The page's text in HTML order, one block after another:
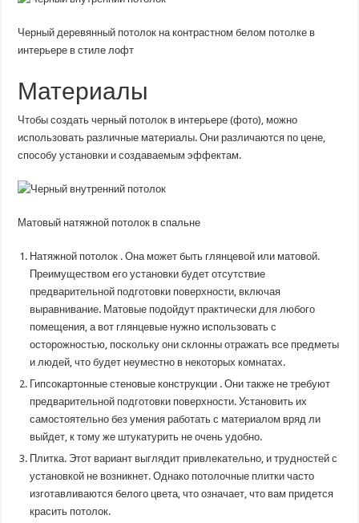
Черный деревянный потолок на контрастном белом потолке в
интерьере в стиле лофт
Материалы
Чтобы создать черный потолок в интерьере (фото), можно
использовать различные материалы. Они различаются по цене,
способу установки и создаваемым эффектам.
Матовый натяжной потолок в спальне
Натяжной потолок . Она может быть глянцевой или матовой.
Преимуществом его установки будет отсутствие
предварительной подготовки поверхности, включая
выравнивание. Матовые подойдут практически для любого
помещения, а вот глянцевые нужно использовать с
осторожностью, поскольку они склонны отражать все предметы
и людей, что будет неуместно в некоторых комнатах.
Гипсокартонные стеновые конструкции . Они также не требуют
предварительной подготовки поверхности. Установить их
самостоятельно без умения работать с материалом вряд ли
выйдет, к тому же штукатурить не очень удобно.
Плитка. Этот вариант выглядит привлекательно, и трудностей с
установкой не возникнет. Однако потолочные плитки часто
изготавливаются белого цвета, что означает, что вам придется
красить потолок.